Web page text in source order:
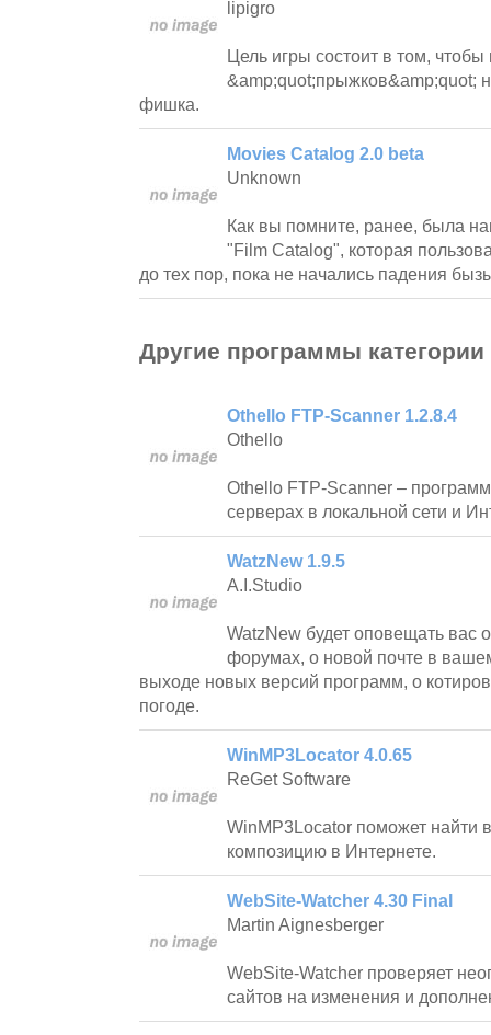
lipigro
Цель игры состоит в том, чтобы
&amp;quot;прыжков&amp;quot;
фишка.
Movies Catalog 2.0 beta
Unknown
Как вы помните, ранее, была
"Film Catalog", которая
до тех пор, пока не начались падения
Другие программы категории
Othello FTP-Scanner 1.2.8.4
Othello
Othello FTP-Scanner –
серверах в локальной сети и
WatzNew 1.9.5
A.I.Studio
WatzNew будет оповещать вас
форумах, о новой почте в
выходе новых версий программ, о
погоде.
WinMP3Locator 4.0.65
ReGet Software
WinMP3Locator поможет
композицию в Интернете.
WebSite-Watcher 4.30 Final
Martin Aignesberger
WebSite-Watcher проверяет
сайтов на изменения и